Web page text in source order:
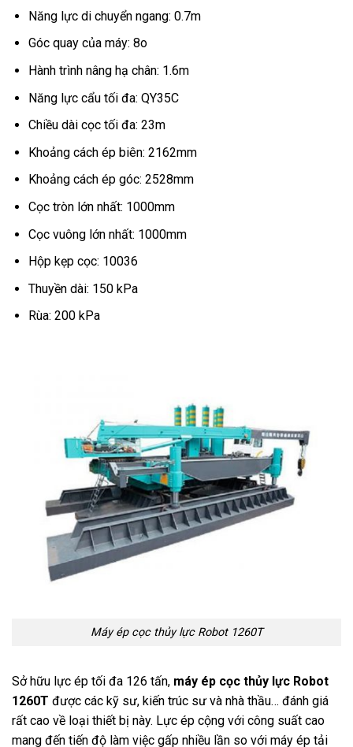
Năng lực di chuyển ngang: 0.7m
Góc quay của máy: 8o
Hành trình nâng hạ chân: 1.6m
Năng lực cẩu tối đa: QY35C
Chiều dài cọc tối đa: 23m
Khoảng cách ép biên: 2162mm
Khoảng cách ép góc: 2528mm
Cọc tròn lớn nhất: 1000mm
Cọc vuông lớn nhất: 1000mm
Hộp kẹp cọc: 10036
Thuyền dài: 150 kPa
Rùa: 200 kPa
Máy ép cọc thủy lực Robot 1260T
Sở hữu lực ép tối đa 126 tấn, máy ép cọc thủy lực Robot
1260T được các kỹ sư, kiến trúc sư và nhà thầu… đánh giá
rất cao về loại thiết bị này. Lực ép cộng với công suất cao
mang đến tiến độ làm việc gấp nhiều lần so với máy ép tải